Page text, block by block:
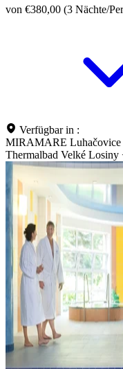
von €380,00 (3 Nächte/
Verfügbar in :
MIRAMARE Luhačovice
Thermalbad Velké Losiny